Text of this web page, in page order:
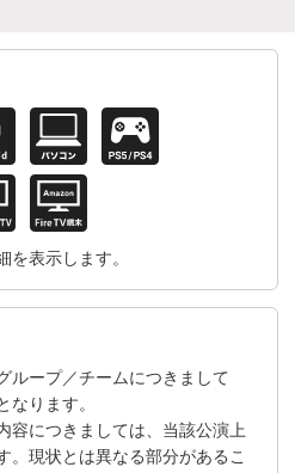
を表示します。
ループ／チームにつきまして
なります。
容につきましては、当該公演上
。現状とは異なる部分があるこ